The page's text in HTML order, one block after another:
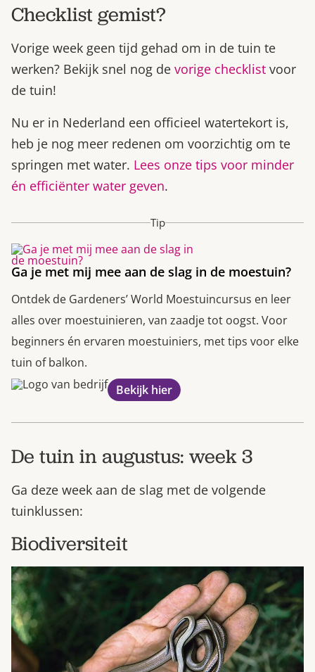
Checklist gemist?
Vorige week geen tijd gehad om in de tuin te
werken? Bekijk snel nog de vorige checklist voor
de tuin!
Nu er in Nederland een officieel watertekort is,
heb je nog meer redenen om voorzichtig om te
springen met water. Lees onze tips voor minder
én efficiënter water geven.
Tip
Ga je met mij mee aan de slag in de moestuin?
Ontdek de Gardeners’ World Moestuincursus en leer
alles over moestuinieren, van zaadje tot oogst. Voor
beginners én ervaren moestuiniers, met tips voor elke
tuin of balkon.
Bekijk hier
De tuin in augustus: week 3
Ga deze week aan de slag met de volgende
tuinklussen:
Biodiversiteit